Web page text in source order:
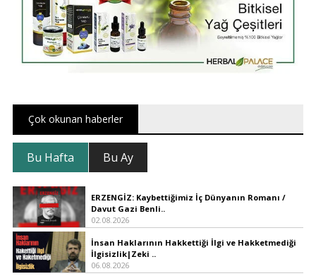
Çok okunan haberler
Bu Hafta Bu Ay
ERZENGİZ: Kaybettiğimiz İç Dünyanın Romanı /
Davut Gazi Benli..
02.08.2026
İnsan Haklarının Hakkettiği İlgi ve Hakketmediği
İlgisizlik|Zeki ..
06.08.2026